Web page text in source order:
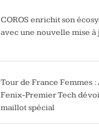
COROS enrichit son
avec une nouvelle mise à
Tour de France Femmes :
Fenix-Premier Tech
maillot spécial